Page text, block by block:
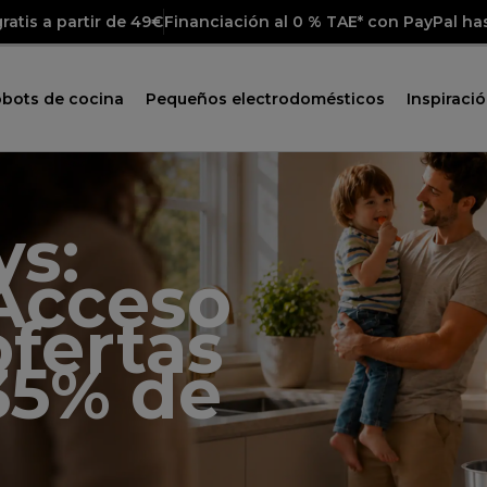
a partir de 49€Financiación al 0 % TAE* con PayPal
de cocina Pequeños electrodomésticos
de